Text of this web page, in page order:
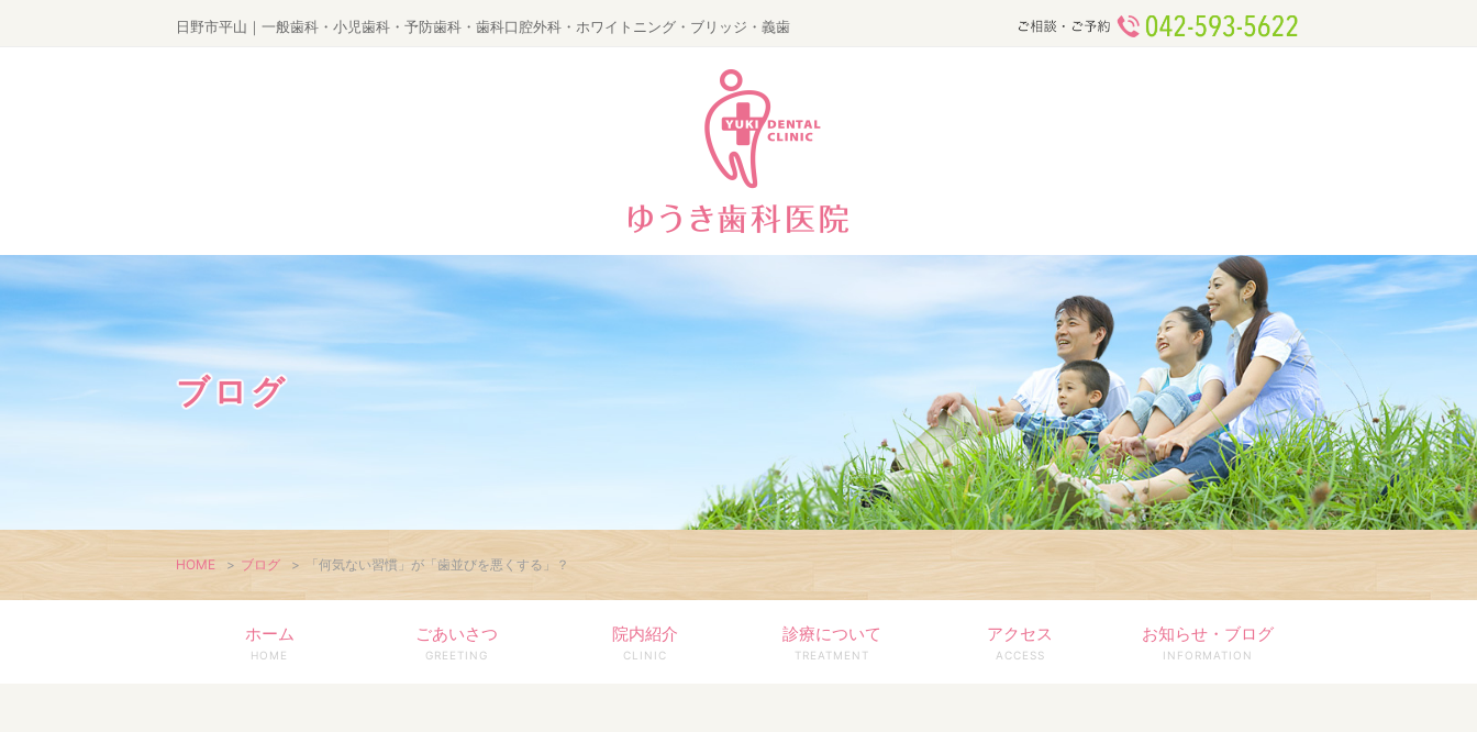
日野市平山｜一般歯科・小児歯科・予防歯科・歯科口腔外科・ホワイトニング・ブリッジ・義歯
ブログ
HOME > ブログ > 「何気ない習慣」が「歯並びを悪くする」？
ホーム
HOME
ごあいさつ
GREETING
院内紹介
CLINIC
診療について
TREATMENT
アクセス
ACCESS
お知らせ・ブログ
INFORMATION